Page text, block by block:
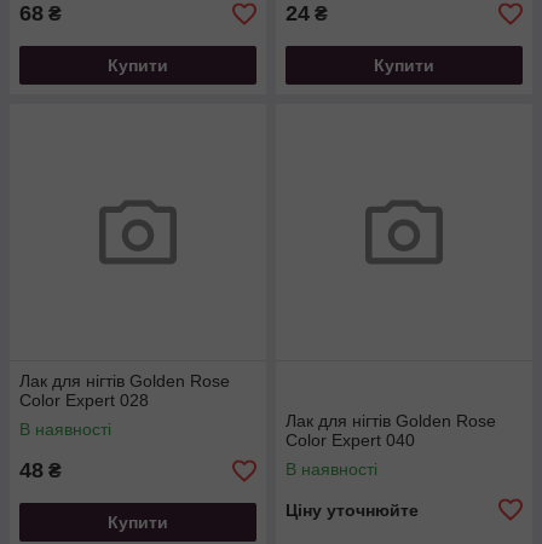
68 ₴
Купити
24 ₴
Купити
Лак для нігтів Golden Rose
Color Expert 028
В наявності
48 ₴
Купити
Лак для нігтів Golden Rose
Color Expert 040
В наявності
Ціну уточнюйте